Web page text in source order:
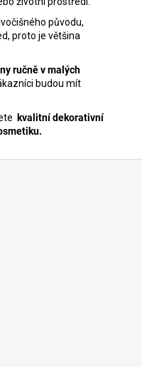
původu,
proto je většina
ručně v malých
budou mít
kvalitní dekorativní